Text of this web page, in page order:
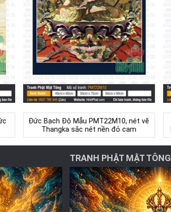
Đức Bạch Độ Mẫu PMT22M10, nét vẽ
Thangka sắc nét nền đỏ cam
TRANH PHẬT MẬT TÔNG